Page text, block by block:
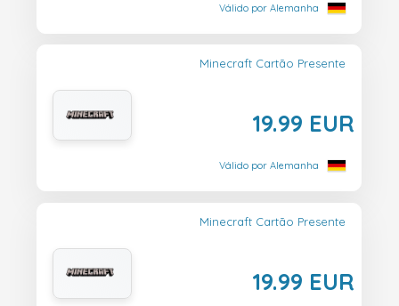
Válido por Alemanha
Minecraft Cartão Presente
19.99 EUR
Válido por Alemanha
Minecraft Cartão Presente
19.99 EUR